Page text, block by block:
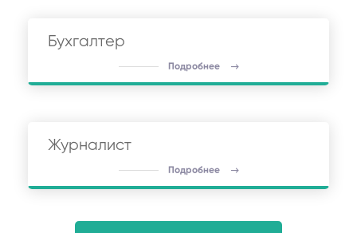
Бухгалтер
Подробнее
Журналист
Подробнее